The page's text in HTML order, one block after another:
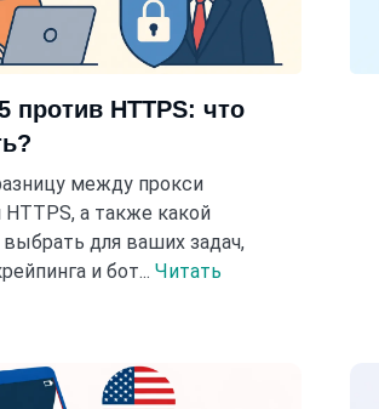
против HTTPS: что
между прокси
HTTPS, а также какой
выбрать для ваших задач,
и бот...Читать